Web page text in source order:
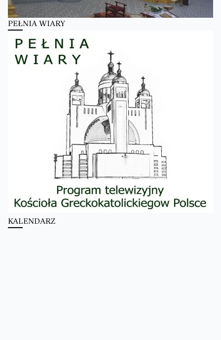
PEŁNIA WIARY
KALENDARZ